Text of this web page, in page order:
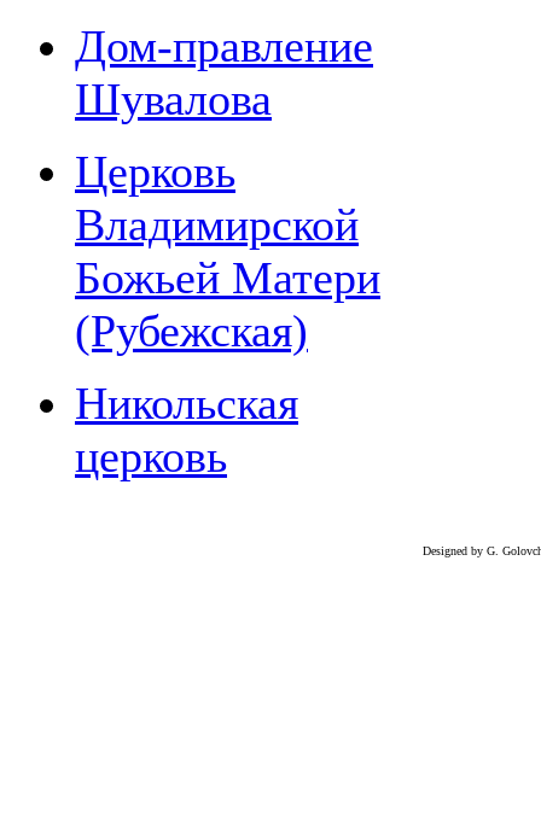
Дом-правление
Шувалова
Церковь
Владимирской
Божьей Матери
(Рубежская)
Никольская
церковь
Designed by G.